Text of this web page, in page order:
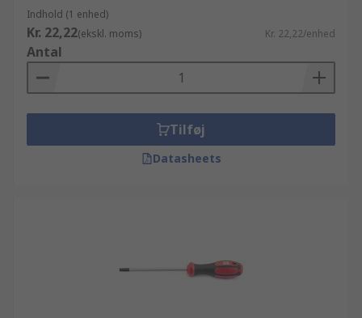
Indhold (1 enhed)
Kr. 22,22(ekskl. moms) Kr. 22,22/enhed
Antal
Tilføj
Datasheets